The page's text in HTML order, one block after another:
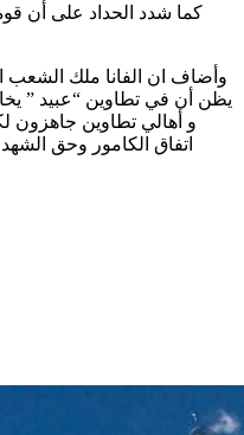
كما شدد الحداد على أن
وأضاف ان الفانا ملك
يظن أن في تطاوين “عبيد ”
و أهالي تطاوين جاهزون
اتفاق الكامور وحق